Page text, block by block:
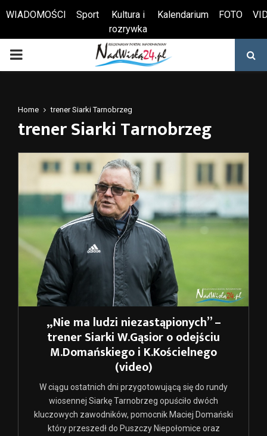
Otwórz pasek narzędzi
WIADOMOŚCI Sport
Kultura i
rozrywka
Kalendarium FOTO
PRIMARY
Home trener Siarki Tarnobrzeg
trener Siarki Tarnobrzeg
„Nie ma ludzi niezastąpionych” –
trener Siarki W.Gąsior o odejściu
M.Domańskiego i K.Kościelnego
(video)
W ciągu ostatnich dni przygotowującą się do rundy
wiosennej Siarkę Tarnobrzeg opuściło dwóch
kluczowych zawodników, pomocnik Maciej Domański
który przeszedł do Puszczy Niepołomice oraz